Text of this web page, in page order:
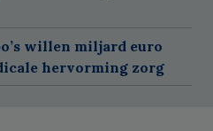
willen miljard euro
hervorming zorg